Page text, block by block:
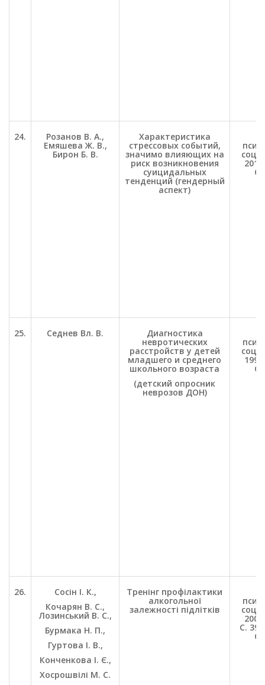
24. Розанов В. А.,
Емяшева Ж. В.,
Бирон Б. В.
Характеристика
стрессовых событий,
значимо влияющих на
риск возникновения
суицидальных
тенденций (гендерный
аспект)
соц.
С.
25. Седнев Вл. В. Диагностика
невротических
расстройств у детей
младшего и среднего
школьного возраста
(детский опросник
неврозов ДОН)
соц.
С.
26.
Сосін І. К.,
Кочарян В. С.,
Лозинський В. С.,
Бурмака Н. П.,
Гуртова І. В.,
Конченкова І. Є.,
Хосрошвілі М. С.
Тренінг профілактики
алкогольної
залежності підлітків соц.
С.
С.